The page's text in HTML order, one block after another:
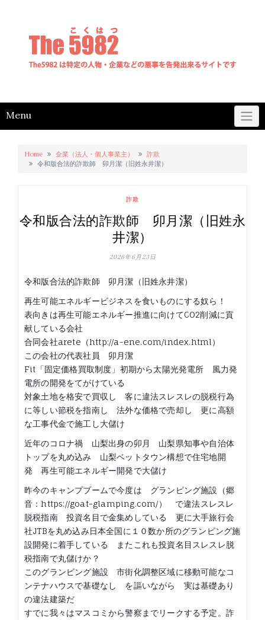
Menu
Home 企業（法人・個人事業主）
詐欺
令和版合法的詐欺師 卯月潔（旧姓永井潔）
詐欺
令和版合法的詐欺師 卯月潔（旧姓永
井潔）
2026年6月23日
令和版合法的詐欺師 卯月潔（旧姓永井潔）
再生可能エネルギービジネスを食いものにする奴ら！
表向きは再生可能エネルギー推進に向けてCO2削減に貢
献している会社
合同会社arete（http://a-ene.com/index.html）
この会社の代表社員 卯月潔
Fit「固定価格買取制度」初期から太陽光発電所 風力発
電所の開発をてがけている
対象土地を格安で買収し 客に違法スレスレの脱税行為
に等しい節税を指南し 法外な価格で売却し 更に高額
な工事代金で施工し大儲け
近年のコロナ禍 山梨出身の卯月 山梨県知事や自治体
トップを丸め込み 山梨ベットタウン構想で住宅地開
発 再生可能エネルギー開発で大儲け
昨今のキャンプブームで今度は グランピング施設（郷
音：https://goat-glamping.com/） で違法スレスレ
脱税指南 投資名目で金集めしている 更に大手旅行会
社JTBを丸め込み日本全国に１０数か所のグランピング施
設開発に着手している またこれも投資名目スレスレ脱
税指南で丸儲けか？
このグランピング施設 市街化調整区域に移動可能なコ
ンテナハウスで基礎なし を謳いながら 実は基礎あり
の違法建築だ
すでに我々はマスコミから警察までリークする予定。詐